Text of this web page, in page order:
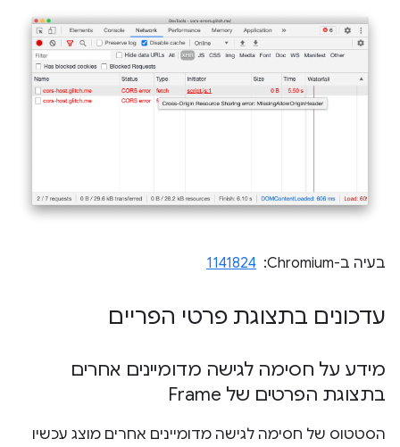
בעיה ב-Chromium: ‏ 1141824
עדכונים בתצוגת פרטי הפריים
מידע על חסימה לגישה מדומיינים אחרים
בתצוגת הפרטים של Frame
הסטטוס של חסימה לגישה מדומיינים אחרים מוצג עכשיו